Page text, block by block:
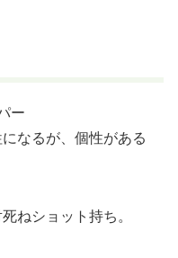
ー
なるが、個性がある
ねショット持ち。